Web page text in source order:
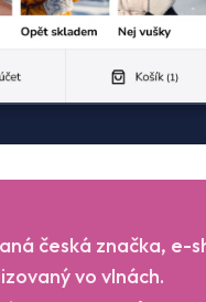
česká značka, e-
vo vlnách.